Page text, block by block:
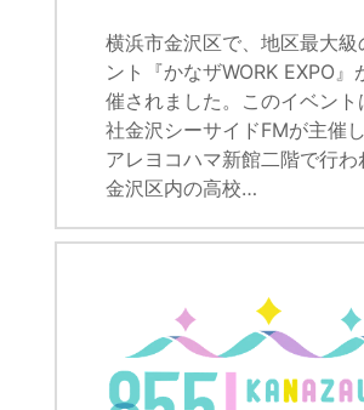
横浜市金沢区で、地区最大級
ント『かなザWORK EXPO』
催されました。このイベント
社金沢シーサイドFMが主催
アレヨコハマ新館二階で行わ
金沢区内の高校…